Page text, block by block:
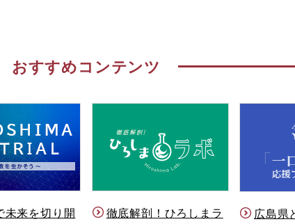
おすすめコンテンツ
未来を切り開
徹底解剖！ひろしまラ
広島県